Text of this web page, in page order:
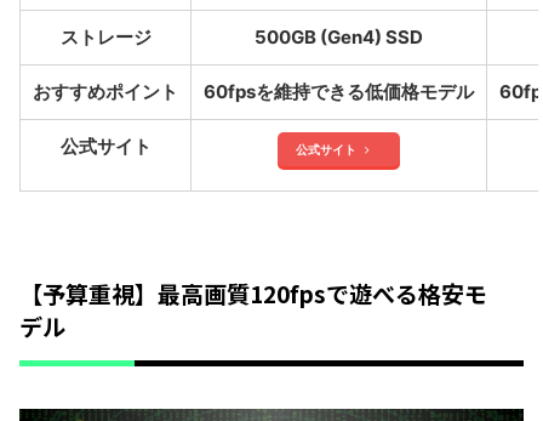
ストレージ 500GB (Gen4) SSD
おすすめポイント 60fpsを維持できる低価格モデル
公式サイト 公式サイト
【予算重視】最高画質120fpsで遊べる格安モ
デル